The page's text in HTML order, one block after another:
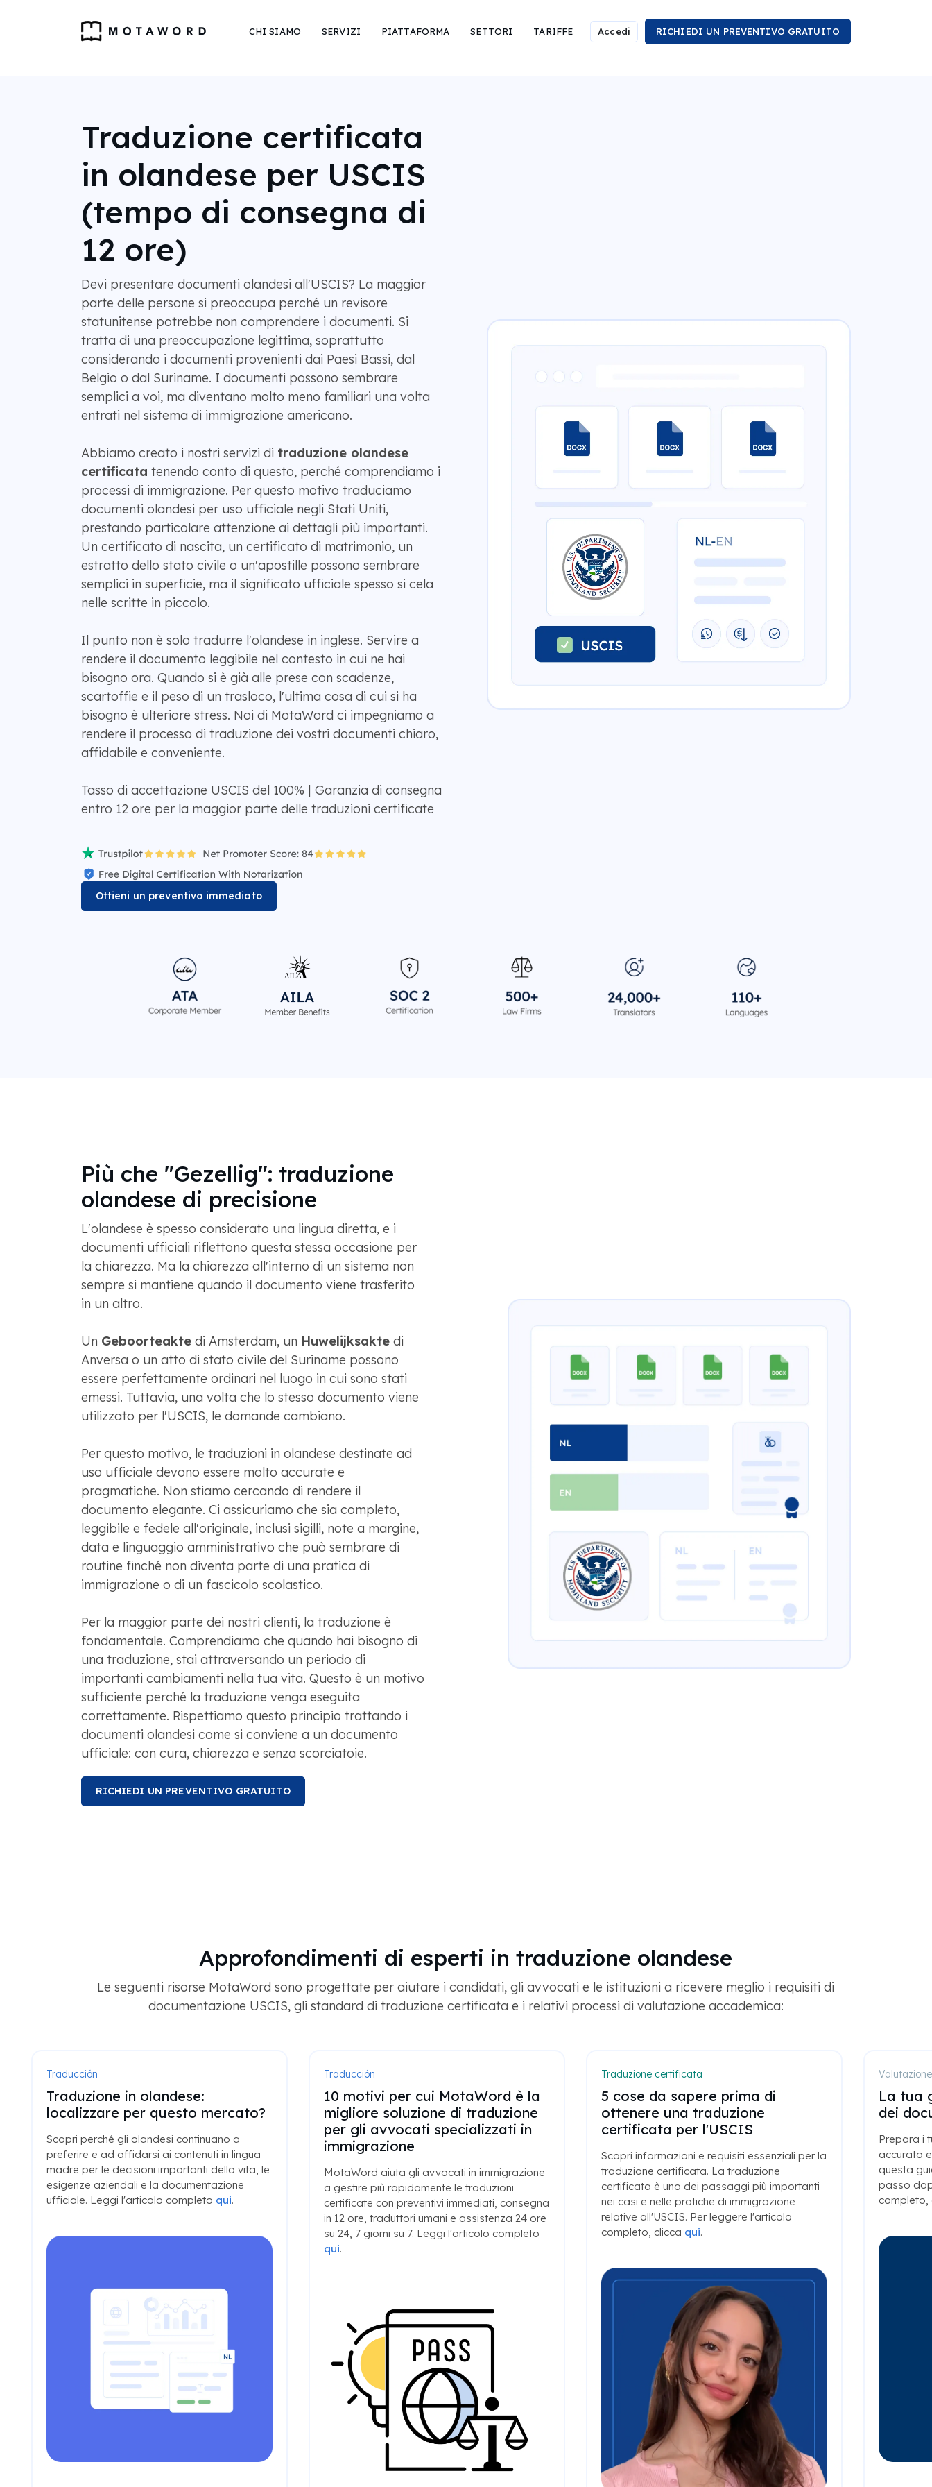
CHI SIAMO SERVIZI PIATTAFORMA SETTORI TARIFFE Accedi RICHIEDI UN PREVENTIVO GRATUITO
Traduzione certificata
in olandese per USCIS
(tempo di consegna di
12 ore)
Devi presentare documenti olandesi all'USCIS? La maggior
parte delle persone si preoccupa perché un revisore
statunitense potrebbe non comprendere i documenti. Si
tratta di una preoccupazione legittima, soprattutto
considerando i documenti provenienti dai Paesi Bassi, dal
Belgio o dal Suriname. I documenti possono sembrare
semplici a voi, ma diventano molto meno familiari una volta
entrati nel sistema di immigrazione americano.
Abbiamo creato i nostri servizi di traduzione olandese
certificata tenendo conto di questo, perché comprendiamo i
processi di immigrazione. Per questo motivo traduciamo
documenti olandesi per uso ufficiale negli Stati Uniti,
prestando particolare attenzione ai dettagli più importanti.
Un certificato di nascita, un certificato di matrimonio, un
estratto dello stato civile o un'apostille possono sembrare
semplici in superficie, ma il significato ufficiale spesso si cela
nelle scritte in piccolo.
Il punto non è solo tradurre l'olandese in inglese. Servire a
rendere il documento leggibile nel contesto in cui ne hai
bisogno ora. Quando si è già alle prese con scadenze,
scartoffie e il peso di un trasloco, l'ultima cosa di cui si ha
bisogno è ulteriore stress. Noi di MotaWord ci impegniamo a
rendere il processo di traduzione dei vostri documenti chiaro,
affidabile e conveniente.
Tasso di accettazione USCIS del 100% | Garanzia di consegna
entro 12 ore per la maggior parte delle traduzioni certificate
Ottieni un preventivo immediato
Più che "Gezellig": traduzione
olandese di precisione
L'olandese è spesso considerato una lingua diretta, e i
documenti ufficiali riflettono questa stessa occasione per
la chiarezza. Ma la chiarezza all'interno di un sistema non
sempre si mantiene quando il documento viene trasferito
in un altro.
Un Geboorteaktedi Amsterdam, un Huwelijksaktedi
Anversa o un atto di stato civile del Suriname possono
essere perfettamente ordinari nel luogo in cui sono stati
emessi. Tuttavia, una volta che lo stesso documento viene
utilizzato per l'USCIS, le domande cambiano.
Per questo motivo, le traduzioni in olandese destinate ad
uso ufficiale devono essere molto accurate e
pragmatiche. Non stiamo cercando di rendere il
documento elegante. Ci assicuriamo che sia completo,
leggibile e fedele all'originale, inclusi sigilli, note a margine,
data e linguaggio amministrativo che può sembrare di
routine finché non diventa parte di una pratica di
immigrazione o di un fascicolo scolastico.
Per la maggior parte dei nostri clienti, la traduzione è
fondamentale. Comprendiamo che quando hai bisogno di
una traduzione, stai attraversando un periodo di
importanti cambiamenti nella tua vita. Questo è un motivo
sufficiente perché la traduzione venga eseguita
correttamente. Rispettiamo questo principio trattando i
documenti olandesi come si conviene a un documento
ufficiale: con cura, chiarezza e senza scorciatoie.
RICHIEDI UN PREVENTIVO GRATUITO
Approfondimenti di esperti in traduzione olandese
Le seguenti risorse MotaWord sono progettate per aiutare i candidati, gli avvocati e le istituzioni a ricevere meglio i requisiti di
documentazione USCIS, gli standard di traduzione certificata e i relativi processi di valutazione accademica:
Traducción
Traduzione in olandese:
localizzare per questo mercato?
Scopri perché gli olandesi continuano a
preferire e ad affidarsi ai contenuti in lingua
madre per le decisioni importanti della vita, le
esigenze aziendali e la documentazione
ufficiale. Leggi l'articolo completo qui.
Traducción
10 motivi per cui MotaWord è la
migliore soluzione di traduzione
per gli avvocati specializzati in
immigrazione
MotaWord aiuta gli avvocati in immigrazione
a gestire più rapidamente le traduzioni
certificate con preventivi immediati, consegna
in 12 ore, traduttori umani e assistenza 24 ore
su 24, 7 giorni su 7. Leggi l'articolo completo
qui.
Traduzione certificata
5 cose da sapere prima di
ottenere una traduzione
certificata per l'USCIS
Scopri informazioni e requisiti essenziali per la
traduzione certificata. La traduzione
certificata è uno dei passaggi più importanti
nei casi e nelle pratiche di immigrazione
relative all'USCIS. Per leggere l'articolo
completo, clicca qui.
La tua
dei
Prepara i
accurato
questa
passo